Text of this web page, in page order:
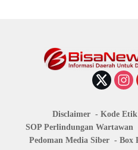
Disclaimer
Kode
SOP Perlindungan Wartawan
Pedoman Media Siber
Box